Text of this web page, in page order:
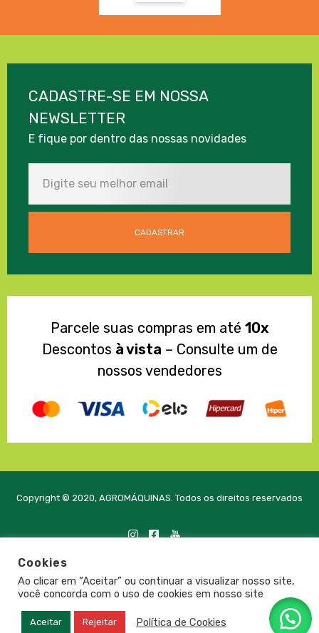
CADASTRE-SE EM NOSSA
NEWSLETTER
E fique por dentro das nossas novidades
Parcele suas compras em até 10x
Descontos à vista – Consulte um de
nossos vendedores
Copyright © 2020, AGROMÁQUINAS. Todos os direitos reservados
Desenvolvido com
Cookies
Ao clicar em “Aceitar” ou continuar a visualizar nosso site,
você concorda com o uso de cookies em nosso site
Aceitar Rejeitar Política de Cookies